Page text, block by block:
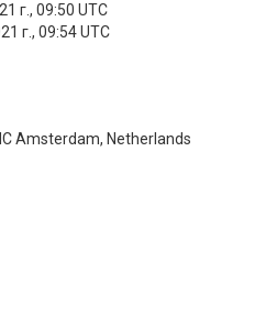
г., 09:50 UTC
г., 09:54 UTC
Amsterdam, Netherlands